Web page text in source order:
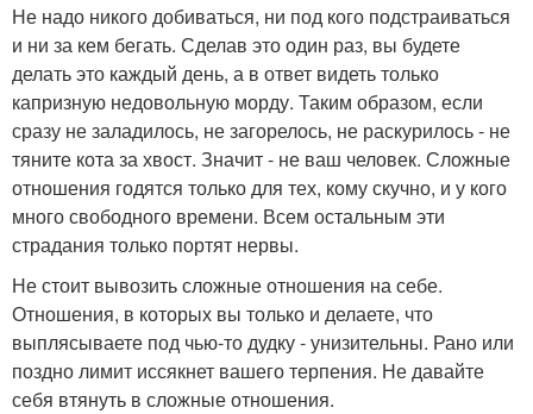
Не надо никого добиваться, ни под кого подстраиваться
и ни за кем бегать. Сделав это один раз, вы будете
делать это каждый день, а в ответ видеть только
капризную недовольную морду. Таким образом, если
сразу не заладилось, не загорелось, не раскурилось - не
тяните кота за хвост. Значит - не ваш человек. Сложные
отношения годятся только для тех, кому скучно, и у кого
много свободного времени. Всем остальным эти
страдания только портят нервы.
Не стоит вывозить сложные отношения на себе.
Отношения, в которых вы только и делаете, что
выплясываете под чью-то дудку - унизительны. Рано или
поздно лимит иссякнет вашего терпения. Не давайте
себя втянуть в сложные отношения.